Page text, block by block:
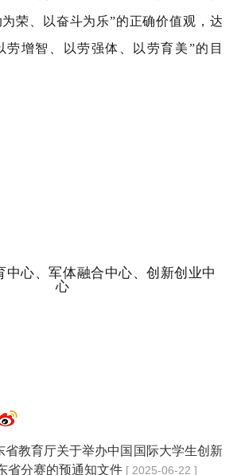
为荣、以奋斗为乐”的正确价值观，达
劳增智、以劳强体、以劳育美”的目
中心、军体融合中心、创新创业中
心
省教育厅关于举办中国国际大学生创新
省分赛的预通知文件 [ 2025-06-22 ]